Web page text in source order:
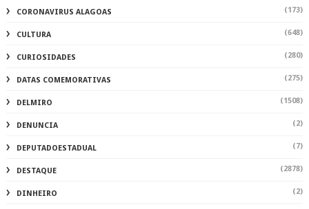
CORONAVIRUS ALAGOAS (173)
CULTURA (648)
CURIOSIDADES (280)
DATAS COMEMORATIVAS (275)
DELMIRO (1508)
DENUNCIA (2)
DEPUTADOESTADUAL (7)
DESTAQUE (2878)
DINHEIRO (2)